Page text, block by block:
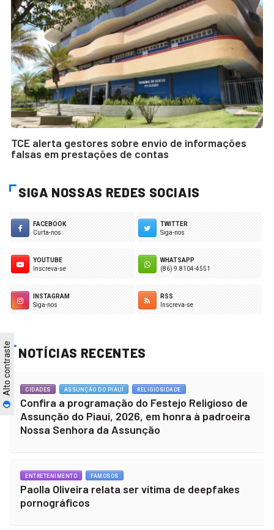
Alto contraste
TCE alerta gestores sobre envio de informações
falsas em prestações de contas
SIGA NOSSAS REDES SOCIAIS
FACEBOOK
Curta-nos
TWITTER
Siga-nos
YOUTUBE
Inscreva-se
WHATSAPP
(86) 9.8104-4551
INSTAGRAM
Siga-nos
RSS
Inscreva-se
NOTÍCIAS RECENTES
CIDADES ASSUNÇÃO DO PIAUÍ RELIGIOSIDADE
Confira a programação do Festejo Religioso de
Assunção do Piauí, 2026, em honra à padroeira
Nossa Senhora da Assunção
ENTRETENIMENTO FAMOSOS
Paolla Oliveira relata ser vítima de deepfakes
pornográficos